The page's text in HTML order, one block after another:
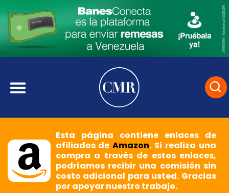
Esta página contiene enlaces de
afiliados deAmazon. Si realiza una
compra a través de estos enlaces,
podríamos recibir una comisión sin
costo adicional para usted. Gracias
por apoyar nuestro trabajo.